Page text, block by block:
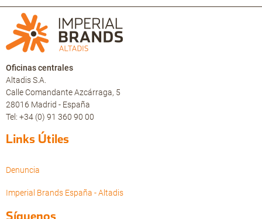
Oficinas centrales
Altadis S.A.
Calle Comandante Azcárraga, 5
28016 Madrid - España
Tel: +34 (0) 91 360 90 00
Links Útiles
Denuncia
Imperial Brands España - Altadis